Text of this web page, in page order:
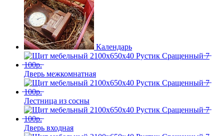
Календарь
Дверь межкомнатная
Лестница из сосны
Дверь входная